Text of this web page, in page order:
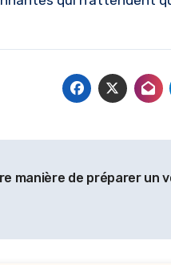
manière de préparer un